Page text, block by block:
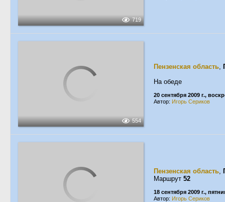
719
554
Пензенская область,
На обеде
20 сентября 2009 г.,
Автор: Игорь Сериков
Пензенская область,
Маршрут 52
18 сентября 2009 г.,
Автор: Игорь Сериков